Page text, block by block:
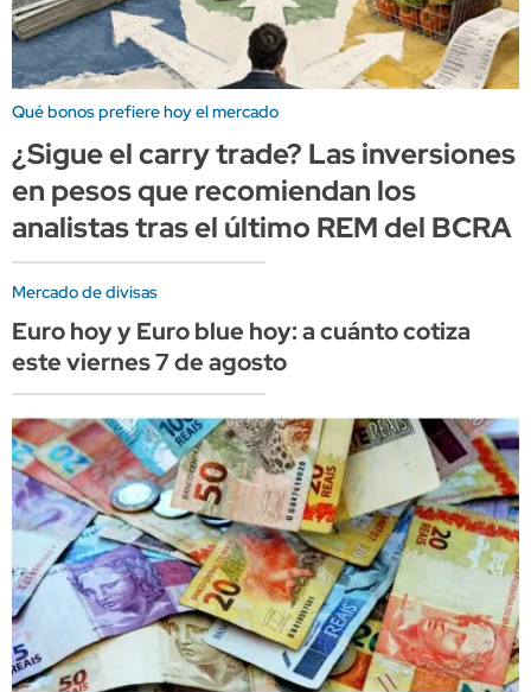
Qué bonos prefiere hoy el mercado
¿Sigue el carry trade? Las inversiones
en pesos que recomiendan los
analistas tras el último REM del BCRA
Mercado de divisas
Euro hoy y Euro blue hoy: a cuánto cotiza
este viernes 7 de agosto